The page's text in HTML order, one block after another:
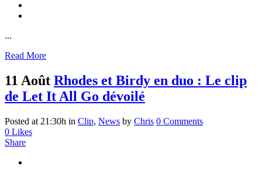
...
Read More
11 Août Rhodes et Birdy en duo : Le clip
de Let It All Go dévoilé
Posted at 21:30h in Clip, News by Chris 0 Comments
0 Likes
Share